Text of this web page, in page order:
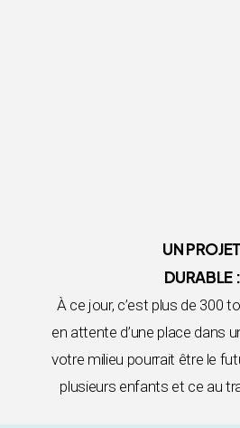
UN PROJET
DURABLE :
À ce jour, c’est plus de 300
en attente d’une place dans
votre milieu pourrait être le
plusieurs enfants et ce au